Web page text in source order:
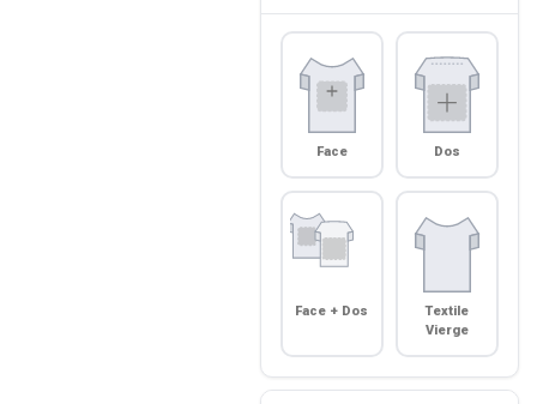
Face Dos
Face + Dos
Textile
Vierge